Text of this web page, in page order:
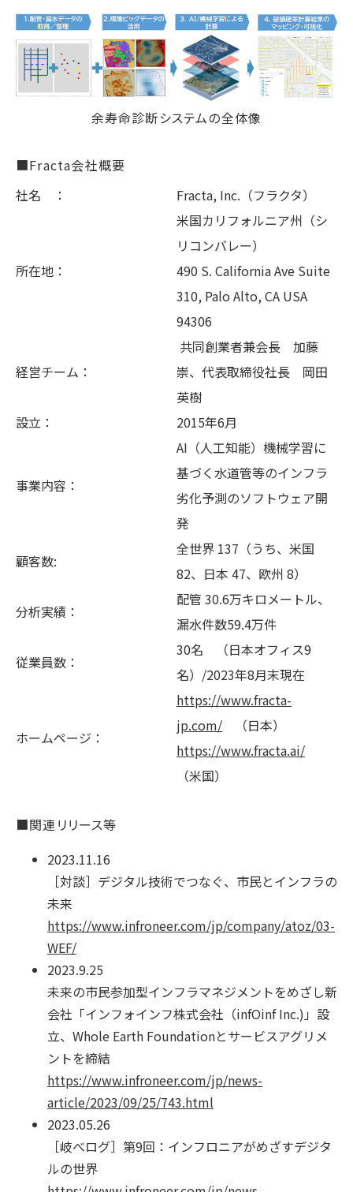
余寿命診断システムの全体像
■Fracta会社概要
社名 ：
Fracta, Inc.（フラクタ）
所在地：
米国カリフォルニア州（シ
リコンバレー）
490 S. California Ave Suite
310, Palo Alto, CA USA
94306
経営チーム：
共同創業者兼会長 加藤
崇、代表取締役社長 岡田
英樹
設立：
2015年6月
事業内容：
AI（人工知能）機械学習に
基づく水道管等のインフラ
劣化予測のソフトウェア開
発
顧客数:
全世界 137（うち、米国
82、日本 47、欧州 8）
分析実績：
配管 30.6万キロメートル、
漏水件数59.4万件
従業員数：
30名 （日本オフィス9
名）/2023年8月末現在
ホームページ：
https://www.fracta-
jp.com/ （日本）
https://www.fracta.ai/
（米国）
■関連リリース等
2023.11.16
［対談］デジタル技術でつなぐ、市民とインフラの
未来
https://www.infroneer.com/jp/company/atoz/03-
WEF/
2023.9.25
未来の市民参加型インフラマネジメントをめざし新
会社「インフォインフ株式会社（infOinf Inc.)」設
立、Whole Earth Foundationとサービスアグリメ
ントを締結
https://www.infroneer.com/jp/news-
article/2023/09/25/743.html
2023.05.26
［岐べログ］第9回：インフロニアがめざすデジタ
ルの世界